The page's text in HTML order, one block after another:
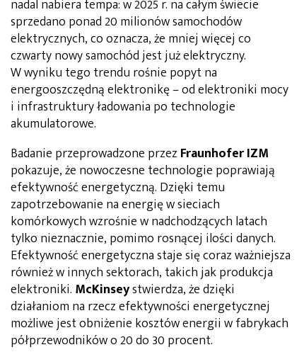
nadal nabiera tempa: w 2025 r. na całym świecie
sprzedano ponad 20 milionów samochodów
elektrycznych, co oznacza, że mniej więcej co
czwarty nowy samochód jest już elektryczny.
W wyniku tego trendu rośnie popyt na
energooszczędną elektronikę – od elektroniki mocy
i infrastruktury ładowania po technologie
akumulatorowe.
Badanie przeprowadzone przez Fraunhofer IZM
pokazuje, że nowoczesne technologie poprawiają
efektywność energetyczną. Dzięki temu
zapotrzebowanie na energię w sieciach
komórkowych wzrośnie w nadchodzących latach
tylko nieznacznie, pomimo rosnącej ilości danych.
Efektywność energetyczna staje się coraz ważniejsza
również w innych sektorach, takich jak produkcja
elektroniki. McKinseystwierdza, że dzięki
działaniom na rzecz efektywności energetycznej
możliwe jest obniżenie kosztów energii w fabrykach
półprzewodników o 20 do 30 procent.